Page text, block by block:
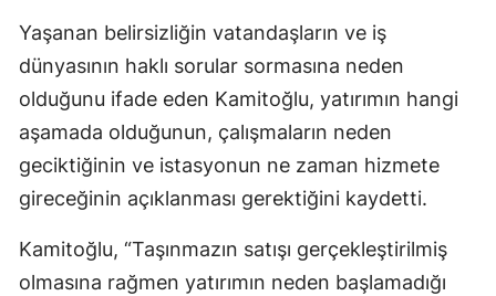
Yaşanan belirsizliğin vatandaşların ve iş
dünyasının haklı sorular sormasına neden
olduğunu ifade eden Kamitoğlu, yatırımın hangi
aşamada olduğunun, çalışmaların neden
geciktiğinin ve istasyonun ne zaman hizmete
gireceğinin açıklanması gerektiğini kaydetti.
Kamitoğlu, “Taşınmazın satışı gerçekleştirilmiş
olmasına rağmen yatırımın neden başlamadığı